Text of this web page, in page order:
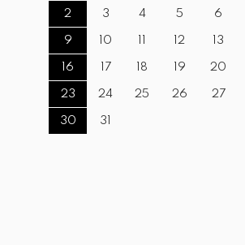
2 3 4 5 6
9 10 12 13
16 17 18 19 20
23 24 25 26 27
30 31